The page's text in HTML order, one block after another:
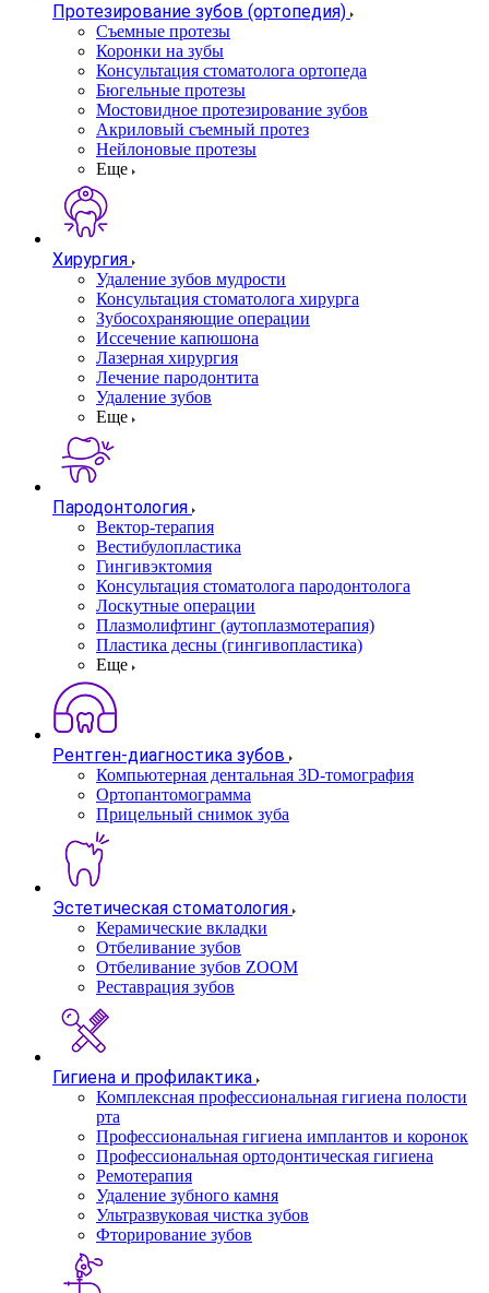
Протезирование зубов (ортопедия)
Съемные протезы
Коронки на зубы
Консультация стоматолога ортопеда
Бюгельные протезы
Мостовидное протезирование зубов
Акриловый съемный протез
Нейлоновые протезы
Еще
Хирургия
Удаление зубов мудрости
Консультация стоматолога хирурга
Зубосохраняющие операции
Иссечение капюшона
Лазерная хирургия
Лечение пародонтита
Удаление зубов
Еще
Пародонтология
Вектор-терапия
Вестибулопластика
Гингивэктомия
Консультация стоматолога пародонтолога
Лоскутные операции
Плазмолифтинг (аутоплазмотерапия)
Пластика десны (гингивопластика)
Еще
Рентген-диагностика зубов
Компьютерная дентальная 3D-томография
Ортопантомограмма
Прицельный снимок зуба
Эстетическая стоматология
Керамические вкладки
Отбеливание зубов
Отбеливание зубов ZOOM
Реставрация зубов
Гигиена и профилактика
Комплексная профессиональная гигиена полости
рта
Профессиональная гигиена имплантов и коронок
Профессиональная ортодонтическая гигиена
Ремотерапия
Удаление зубного камня
Ультразвуковая чистка зубов
Фторирование зубов